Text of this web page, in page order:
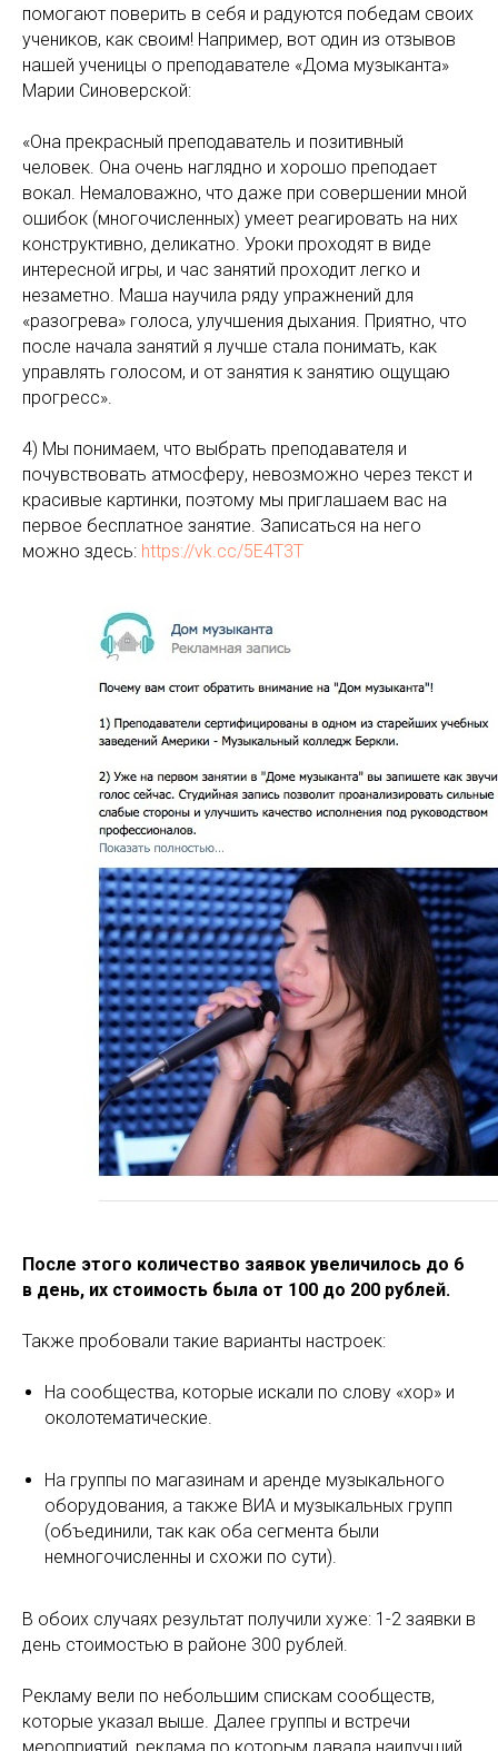
помогают поверить в себя и радуются победам своих
учеников, как своим! Например, вот один из отзывов
нашей ученицы о преподавателе «Дома музыканта»
Марии Синоверской:
«Она прекрасный преподаватель и позитивный
человек. Она очень наглядно и хорошо преподает
вокал. Немаловажно, что даже при совершении мной
ошибок (многочисленных) умеет реагировать на них
конструктивно, деликатно. Уроки проходят в виде
интересной игры, и час занятий проходит легко и
незаметно. Маша научила ряду упражнений для
«разогрева» голоса, улучшения дыхания. Приятно, что
после начала занятий я лучше стала понимать, как
управлять голосом, и от занятия к занятию ощущаю
прогресс».
4) Мы понимаем, что выбрать преподавателя и
почувствовать атмосферу, невозможно через текст и
красивые картинки, поэтому мы приглашаем вас на
первое бесплатное занятие. Записаться на него
можно здесь: https://vk.cc/5E4T3T
После этого количество заявок увеличилось до 6
в день, их стоимость была от 100 до 200 рублей.
Также пробовали такие варианты настроек:
На сообщества, которые искали по слову «хор» и
околотематические.
На группы по магазинам и аренде музыкального
оборудования, а также ВИА и музыкальных групп
(объединили, так как оба сегмента были
немногочисленны и схожи по сути).
В обоих случаях результат получили хуже: 1-2 заявки в
день стоимостью в районе 300 рублей.
Рекламу вели по небольшим спискам сообществ,
которые указал выше. Далее группы и встречи